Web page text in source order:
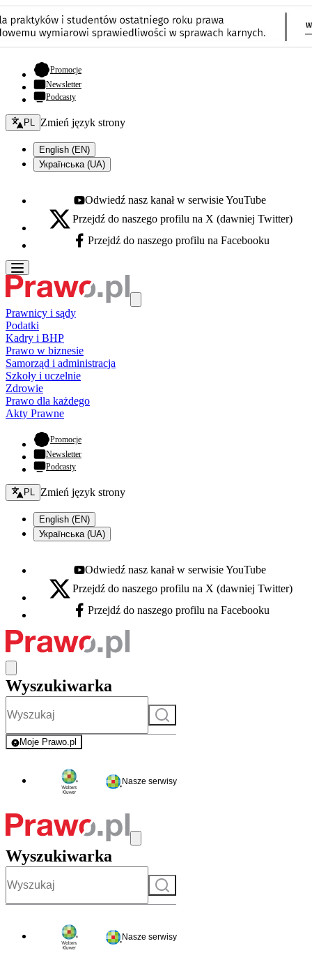
Promocje- otwiera się w nowej karcie
Newsletter
Podcasty
Zmień język - bieżący:
PL Zmień język strony
English (EN)
Українська (UA)
Youtube - otwiera się w nowej karcie
Odwiedź nasz kanał w serwisie YouTube
X - otwiera się w nowej karcie
Przejdź do naszego profilu na X (dawniej Twitter)
Facebook - otwiera się w nowej karcie
Przejdź do naszego profilu na Facebooku
Prawnicy i sądy
Podatki
Kadry i BHP
Prawo w biznesie
Samorząd i administracja
Szkoły i uczelnie
Zdrowie
Prawo dla każdego
Akty Prawne
Promocje- otwiera się w nowej karcie
Newsletter
Podcasty
Zmień język - bieżący:
PL Zmień język strony
English (EN)
Українська (UA)
Youtube - otwiera się w nowej karcie
Odwiedź nasz kanał w serwisie YouTube
X - otwiera się w nowej karcie
Przejdź do naszego profilu na X (dawniej Twitter)
Facebook - otwiera się w nowej karcie
Przejdź do naszego profilu na Facebooku
Wyszukiwarka
Szukaj
Moje Prawo.pl
- rejestracja i logowanie do serwisu
Nasze serwisy
Wyszukiwarka
Szukaj
Nasze serwisy